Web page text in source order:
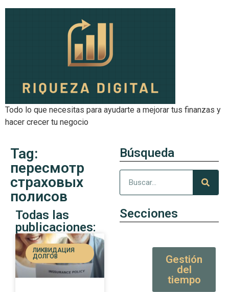
Todo lo que necesitas para ayudarte a mejorar tus finanzas y
hacer crecer tu negocio
Tag:
пересмотр
страховых
полисов
Todas las
publicaciones:
ЛИКВИДАЦИЯ
ДОЛГОВ
Búsqueda
Secciones
Gestión
del
tiempo